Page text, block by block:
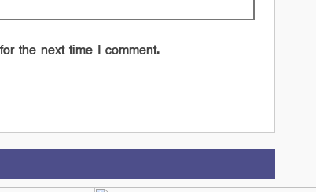
the next time I comment.